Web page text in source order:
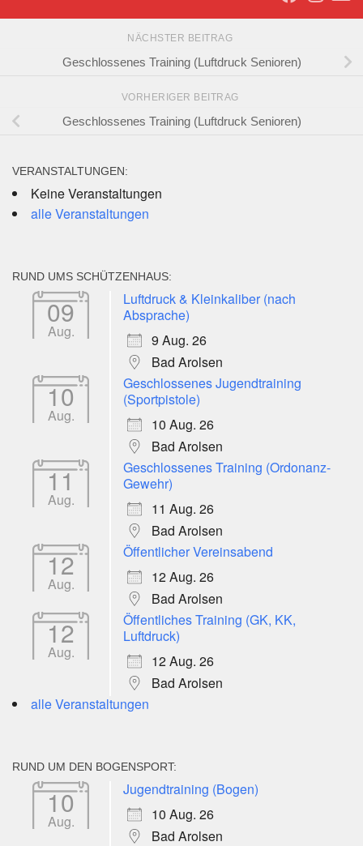
NÄCHSTER BEITRAG
Geschlossenes Training (Luftdruck Senioren)
VORHERIGER BEITRAG
Geschlossenes Training (Luftdruck Senioren)
VERANSTALTUNGEN:
Keine Veranstaltungen
alle Veranstaltungen
RUND UMS SCHÜTZENHAUS:
09
Aug.
Luftdruck & Kleinkaliber (nach
Absprache)
9 Aug. 26
Bad Arolsen
10
Aug.
Geschlossenes Jugendtraining
(Sportpistole)
10 Aug. 26
Bad Arolsen
11
Aug.
Geschlossenes Training (Ordonanz-
Gewehr)
11 Aug. 26
Bad Arolsen
12
Aug.
Öffentlicher Vereinsabend
12 Aug. 26
Bad Arolsen
12
Aug.
Öffentliches Training (GK, KK,
Luftdruck)
12 Aug. 26
Bad Arolsen
alle Veranstaltungen
RUND UM DEN BOGENSPORT:
10
Aug.
Jugendtraining (Bogen)
10 Aug. 26
Bad Arolsen